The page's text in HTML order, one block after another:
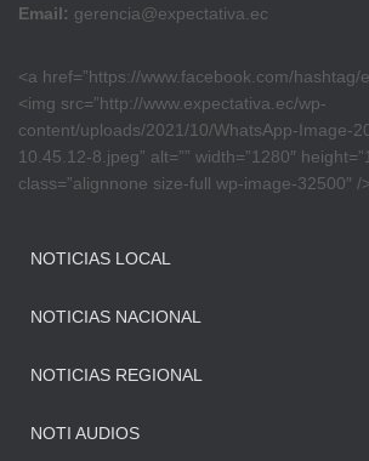
Email: gerencia@expectativa.ec
<a href=”https://www.facebook.com/hashtag/
<img src=”http://www.expectativa.ec/wp-
content/uploads/2021/10/WhatsApp-Image-
10.45.12-8.jpeg” alt=”” width=”1280″
class=”alignnone size-full wp-image-32500″ /
NOTICIAS LOCAL
NOTICIAS NACIONAL
NOTICIAS REGIONAL
NOTI AUDIOS